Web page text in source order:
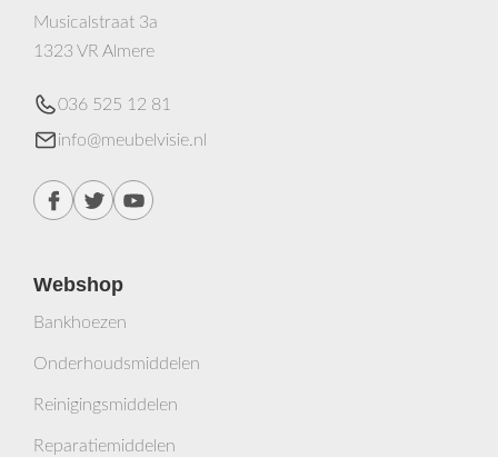
Musicalstraat 3a
1323 VR Almere
036 525 12 81
info@meubelvisie.nl
Webshop
Bankhoezen
Onderhoudsmiddelen
Reinigingsmiddelen
Reparatiemiddelen